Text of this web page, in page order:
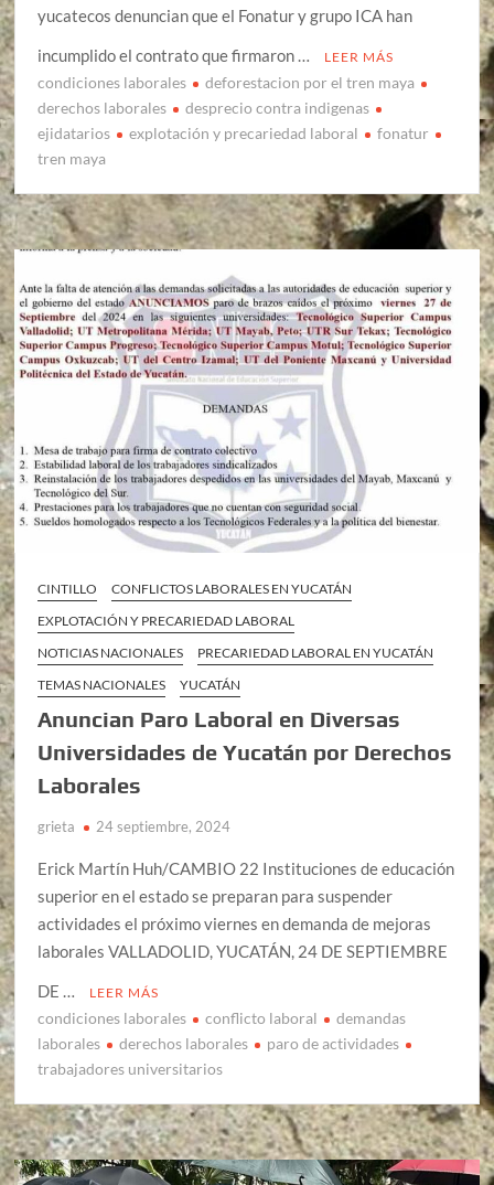
yucatecos denuncian que el Fonatur y grupo ICA han
incumplido el contrato que firmaron …
LEER MÁS
condiciones laborales
deforestacion por el tren maya
derechos laborales
desprecio contra indigenas
ejidatarios
explotación y precariedad laboral
fonatur
tren maya
CINTILLO
CONFLICTOS LABORALES EN YUCATÁN
EXPLOTACIÓN Y PRECARIEDAD LABORAL
NOTICIAS NACIONALES
PRECARIEDAD LABORAL EN YUCATÁN
TEMAS NACIONALES
YUCATÁN
Anuncian Paro Laboral en Diversas
Universidades de Yucatán por Derechos
Laborales
grieta 24 septiembre, 2024
Erick Martín Huh/CAMBIO 22 Instituciones de educación
superior en el estado se preparan para suspender
actividades el próximo viernes en demanda de mejoras
laborales VALLADOLID, YUCATÁN, 24 DE SEPTIEMBRE
DE …
LEER MÁS
condiciones laborales conflicto laboral
demandas
laborales
derechos laborales
paro de actividades
trabajadores universitarios